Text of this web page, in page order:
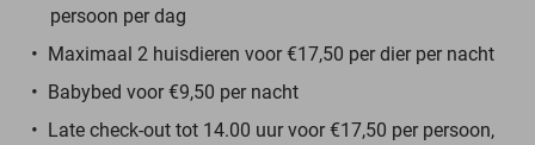
persoon per dag
Maximaal 2 huisdieren voor €17,50 per dier per nacht
Babybed voor €9,50 per nacht
Late check-out tot 14.00 uur voor €17,50 per persoon,